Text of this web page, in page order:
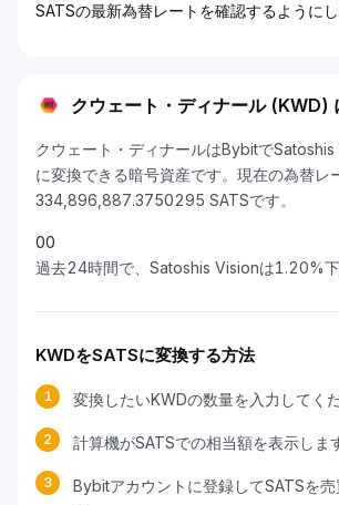
SATSの最新為替レートを確認するようにし
クウェート・ディナール (KWD)
クウェート・ディナールはBybitでSatoshis
に変換できる暗号資産です。現在の為替レ
334,896,887.3750295 SATSです。
00
過去24時間で、Satoshis Visionは1.20%下
KWDをSATSに変換する方法
1 変換したいKWDの数量を入力してく
2 計算機がSATSでの相当額を表示しま
3
Bybitアカウントに登録してSATSを売